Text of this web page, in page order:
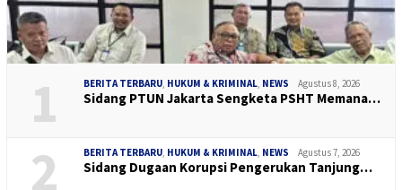
1 BERITA TERBARU, HUKUM & KRIMINAL, NEWS Agustus 8, 2026
Sidang PTUN Jakarta Sengketa PSHT Memana…
2 BERITA TERBARU, HUKUM & KRIMINAL, NEWS Agustus 7, 2026
Sidang Dugaan Korupsi Pengerukan Tanjung…